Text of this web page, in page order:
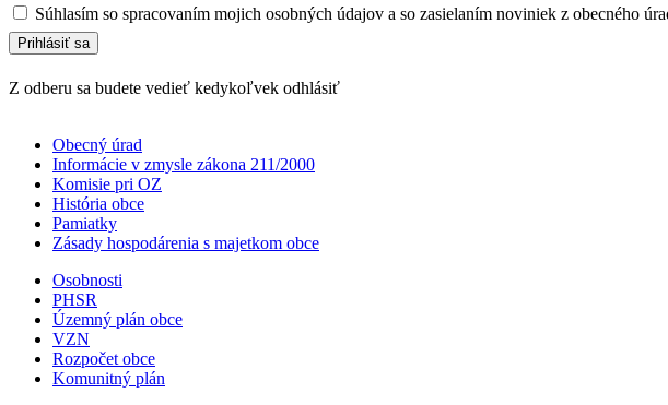
Súhlasím so spracovaním mojich osobných údajov a so zasielaním noviniek z obecného
Z odberu sa budete vedieť kedykoľvek odhlásiť
Obecný úrad
Informácie v zmysle zákona 211/2000
Komisie pri OZ
História obce
Pamiatky
Zásady hospodárenia s majetkom obce
Osobnosti
PHSR
Územný plán obce
VZN
Rozpočet obce
Komunitný plán